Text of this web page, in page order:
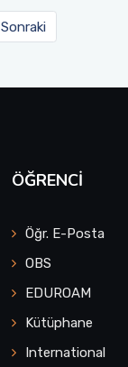
Sonraki
ÖĞRENCI
Öğr. E-Posta
OBS
EDUROAM
Kütüphane
International